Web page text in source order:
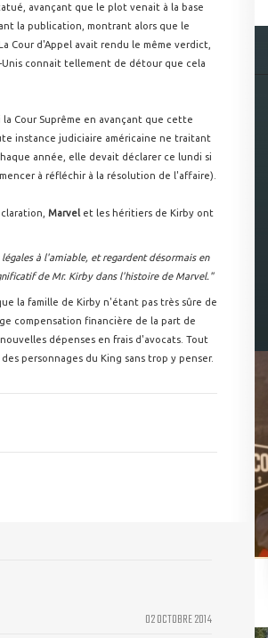
avançant que le plot venait à la base
la publication, montrant alors que le
Cour d'Appel avait rendu le même verdict,
Unis connait tellement de détour que cela
Cour Suprême en avançant que cette
instance judiciaire américaine ne traitant
année, elle devait déclarer ce lundi si
à réfléchir à la résolution de l'affaire).
Marvel et les héritiers de Kirby ont
à l'amiable, et regardent désormais en
de Mr. Kirby dans l'histoire de Marvel."
la famille de Kirby n'étant pas très sûre de
compensation financière de la part de
dépenses en frais d'avocats. Tout
personnages du King sans trop y penser.
02 OCTOBRE 2014